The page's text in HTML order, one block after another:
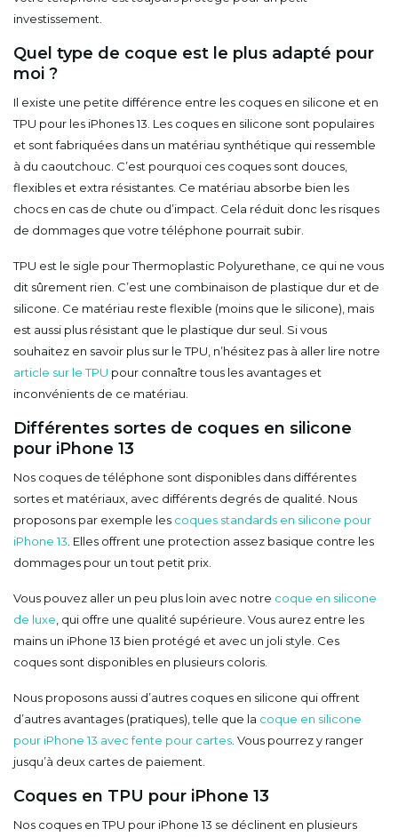
investissement.
Quel type de coque est le plus adapté pour
moi ?
Il existe une petite différence entre les coques en silicone et en
TPU pour les iPhones 13. Les coques en silicone sont populaires
et sont fabriquées dans un matériau synthétique qui ressemble
à du caoutchouc. C’est pourquoi ces coques sont douces,
flexibles et extra résistantes. Ce matériau absorbe bien les
chocs en cas de chute ou d’impact. Cela réduit donc les risques
de dommages que votre téléphone pourrait subir.
TPU est le sigle pour Thermoplastic Polyurethane, ce qui ne vous
dit sûrement rien. C’est une combinaison de plastique dur et de
silicone. Ce matériau reste flexible (moins que le silicone), mais
est aussi plus résistant que le plastique dur seul. Si vous
souhaitez en savoir plus sur le TPU, n’hésitez pas à aller lire notre
article sur le TPU pour connaître tous les avantages et
inconvénients de ce matériau.
Différentes sortes de coques en silicone
pour iPhone 13
Nos coques de téléphone sont disponibles dans différentes
sortes et matériaux, avec différents degrés de qualité. Nous
proposons par exemple les coques standards en silicone pour
iPhone 13. Elles offrent une protection assez basique contre les
dommages pour un tout petit prix.
Vous pouvez aller un peu plus loin avec notre coque en silicone
de luxe, qui offre une qualité supérieure. Vous aurez entre les
mains un iPhone 13 bien protégé et avec un joli style. Ces
coques sont disponibles en plusieurs coloris.
Nous proposons aussi d’autres coques en silicone qui offrent
d’autres avantages (pratiques), telle que la coque en silicone
pour iPhone 13 avec fente pour cartes. Vous pourrez y ranger
jusqu’à deux cartes de paiement.
Coques en TPU pour iPhone 13
Nos coques en TPU pour iPhone 13 se déclinent en plusieurs